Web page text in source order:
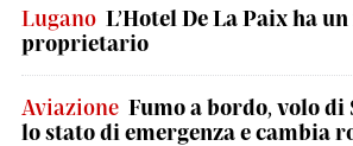
Lugano L’Hotel De La Paix ha
proprietario
Aviazione Fumo a bordo, volo
lo stato di emergenza e cambia